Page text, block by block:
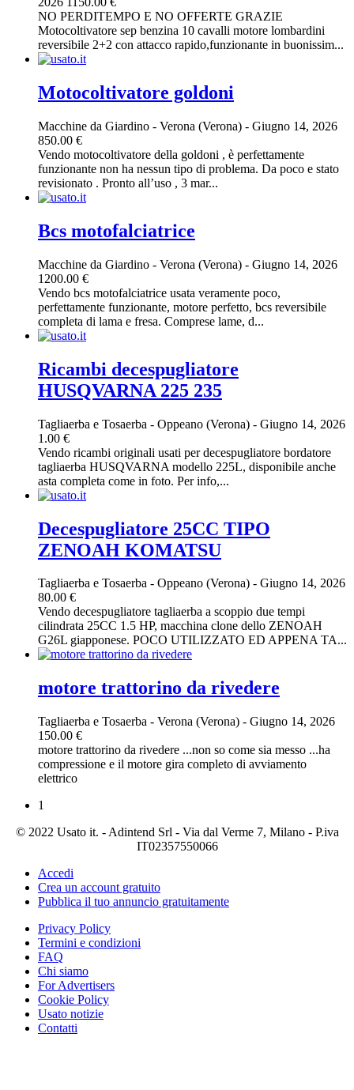
NO PERDITEMPO E NO OFFERTE GRAZIE
Motocoltivatore sep benzina 10 cavalli motore lombardini
reversibile 2+2 con attacco rapido,funzionante in buonissim...
Motocoltivatore goldoni
Macchine da Giardino - Verona (Verona) - Giugno 14, 2026
850.00 €
Vendo motocoltivatore della goldoni , è perfettamente
funzionante non ha nessun tipo di problema. Da poco e stato
revisionato . Pronto all’uso , 3 mar...
Bcs motofalciatrice
Macchine da Giardino - Verona (Verona) - Giugno 14, 2026
1200.00 €
Vendo bcs motofalciatrice usata veramente poco,
perfettamente funzionante, motore perfetto, bcs reversibile
completa di lama e fresa. Comprese lame, d...
Ricambi decespugliatore
HUSQVARNA 225 235
Tagliaerba e Tosaerba - Oppeano (Verona) - Giugno 14, 2026
1.00 €
Vendo ricambi originali usati per decespugliatore bordatore
tagliaerba HUSQVARNA modello 225L, disponibile anche
asta completa come in foto. Per info,...
Decespugliatore 25CC TIPO
ZENOAH KOMATSU
Tagliaerba e Tosaerba - Oppeano (Verona) - Giugno 14, 2026
80.00 €
Vendo decespugliatore tagliaerba a scoppio due tempi
cilindrata 25CC 1.5 HP, macchina clone dello ZENOAH
G26L giapponese. POCO UTILIZZATO ED APPENA TA...
motore trattorino da rivedere
Tagliaerba e Tosaerba - Verona (Verona) - Giugno 14, 2026
150.00 €
motore trattorino da rivedere ...non so come sia messo ...ha
compressione e il motore gira completo di avviamento
elettrico
1
© 2022 Usato it. - Adintend Srl - Via dal Verme 7, Milano - P.iva
IT02357550066
Accedi
Crea un account gratuito
Pubblica il tuo annuncio gratuitamente
Privacy Policy
Termini e condizioni
FAQ
Chi siamo
For Advertisers
Cookie Policy
Usato notizie
Contatti